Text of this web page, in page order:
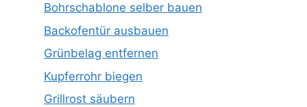
Bohrschablone selber bauen
Backofentür ausbauen
Grünbelag entfernen
Kupferrohr biegen
Grillrost säubern